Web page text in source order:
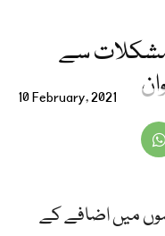
مشکلات سے
10 February, 2021
میں اضافے کے